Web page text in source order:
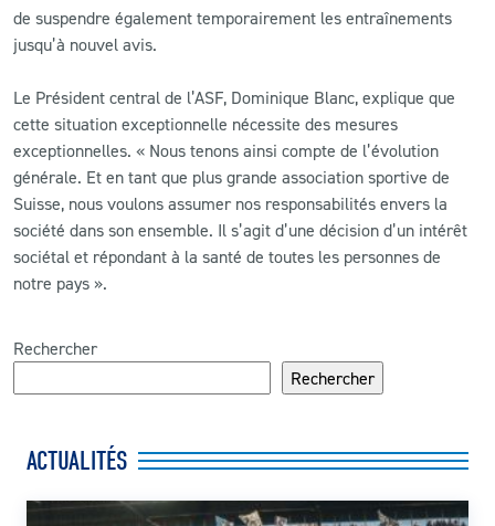
de suspendre également temporairement les entraînements
jusqu’à nouvel avis.
Le Président central de l’ASF, Dominique Blanc, explique que
cette situation exceptionnelle nécessite des mesures
exceptionnelles. « Nous tenons ainsi compte de l’évolution
générale. Et en tant que plus grande association sportive de
Suisse, nous voulons assumer nos responsabilités envers la
société dans son ensemble. Il s’agit d’une décision d’un intérêt
sociétal et répondant à la santé de toutes les personnes de
notre pays ».
Rechercher
Rechercher
ACTUALITÉS